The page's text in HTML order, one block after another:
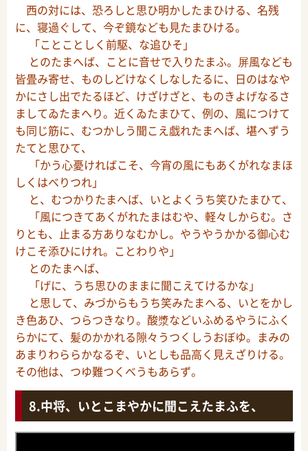
西の対には、恐ろしと思ひ明かしたまひける、名残
に、寝過ぐして、今ぞ鏡なども見たまひける。
「ことことしく前駆、な追ひそ」
とのたまへば、ことに音せで入りたまふ。屏風なども
皆畳み寄せ、ものしどけなくしなしたるに、日のはなや
かにさし出でたるほど、けざけざと、ものきよげなるさ
ましてゐたまへり。近くゐたまひて、例の、風につけて
も同じ筋に、むつかしう聞こえ戯れたまへば、堪へずう
たてと思ひて、
「かう心憂ければこそ、今宵の風にもあくがれなまほ
しくはべりつれ」
と、むつかりたまへば、いとよくうち笑ひたまひて、
「風につきてあくがれたまはむや、軽々しからむ。さ
りとも、止まる方ありなむかし。やうやうかかる御心む
けこそ添ひにけれ。ことわりや」
とのたまへば、
「げに、うち思ひのままに聞こえてけるかな」
と思して、みづからもうち笑みたまへる、いとをかし
き色あひ、つらつきなり。酸漿などいふめるやうにふく
らかにて、髪のかかれる隙々うつくしうおぼゆ。まみの
あまりわららかなるぞ、いとしも品高く見えざりける。
その他は、つゆ難つくべうもあらず。
中将、いとこまやかに聞こえたまふを、